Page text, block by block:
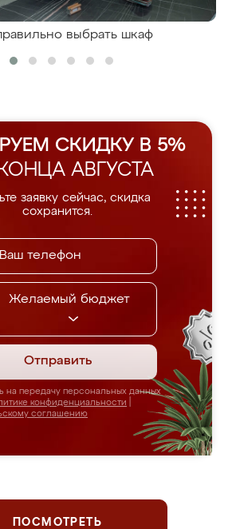
выбрать шкаф
СКИДКУ В 5%
АВГУСТА
заявку сейчас, скидка
сохранится.
Желаемый бюджет
Отправить
на передачу персональных данных
конфиденциальности
соглашению
ПОСМОТРЕТЬ